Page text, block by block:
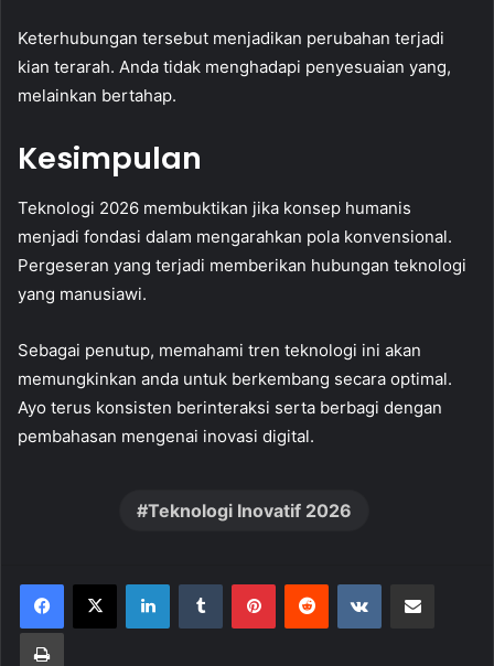
Keterhubungan tersebut menjadikan perubahan terjadi
kian terarah. Anda tidak menghadapi penyesuaian yang,
melainkan bertahap.
Kesimpulan
Teknologi 2026 membuktikan jika konsep humanis
menjadi fondasi dalam mengarahkan pola konvensional.
Pergeseran yang terjadi memberikan hubungan teknologi
yang manusiawi.
Sebagai penutup, memahami tren teknologi ini akan
memungkinkan anda untuk berkembang secara optimal.
Ayo terus konsisten berinteraksi serta berbagi dengan
pembahasan mengenai inovasi digital.
Teknologi Inovatif 2026
LinkedInTumblr PinterestReddit VKontakte
Print